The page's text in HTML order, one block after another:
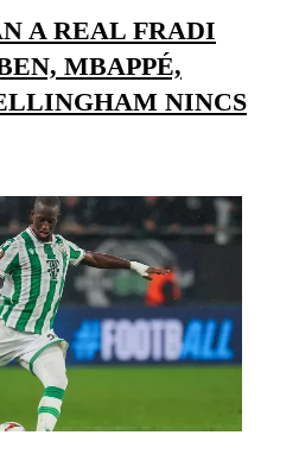
A REAL FRADI
MBAPPÉ,
NINCS